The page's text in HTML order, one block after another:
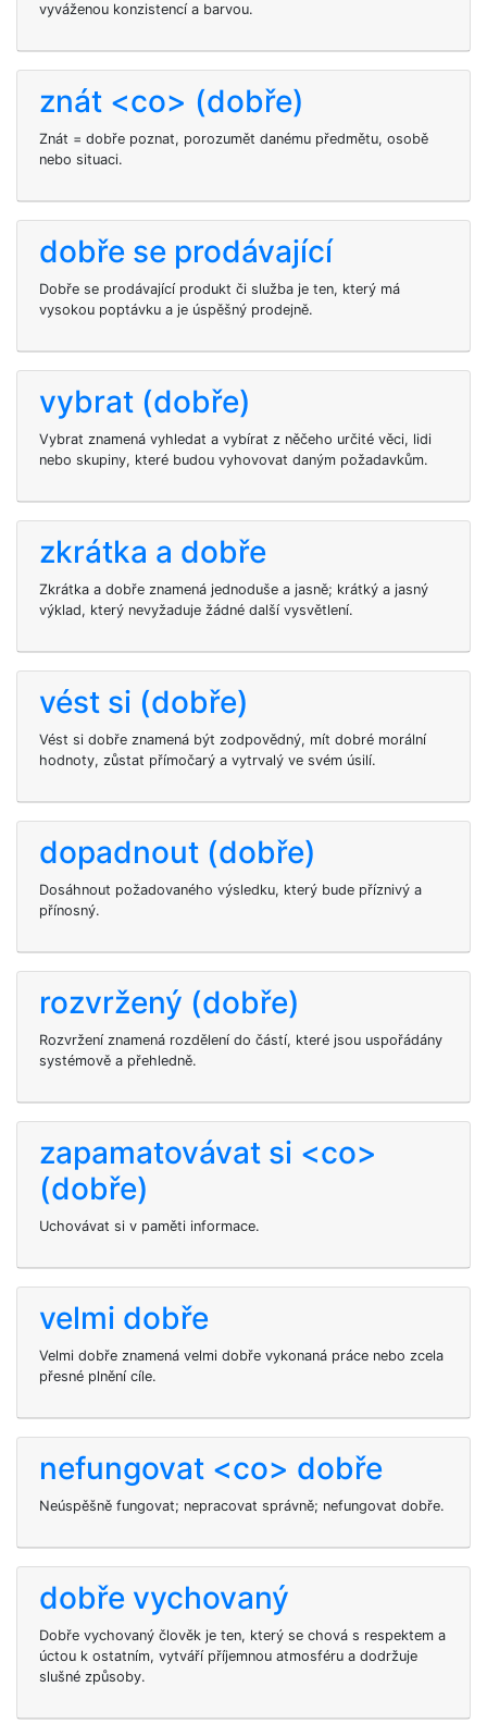
vyváženou konzistencí a barvou.
znát <co> (dobře)
Znát = dobře poznat, porozumět danému předmětu, osobě
nebo situaci.
dobře se prodávající
Dobře se prodávající produkt či služba je ten, který má
vysokou poptávku a je úspěšný prodejně.
vybrat (dobře)
Vybrat znamená vyhledat a vybírat z něčeho určité věci, lidi
nebo skupiny, které budou vyhovovat daným požadavkům.
zkrátka a dobře
Zkrátka a dobře znamená jednoduše a jasně; krátký a jasný
výklad, který nevyžaduje žádné další vysvětlení.
vést si (dobře)
Vést si dobře znamená být zodpovědný, mít dobré morální
hodnoty, zůstat přímočarý a vytrvalý ve svém úsilí.
dopadnout (dobře)
Dosáhnout požadovaného výsledku, který bude příznivý a
přínosný.
rozvržený (dobře)
Rozvržení znamená rozdělení do částí, které jsou uspořádány
systémově a přehledně.
zapamatovávat si <co>
(dobře)
Uchovávat si v paměti informace.
velmi dobře
Velmi dobře znamená velmi dobře vykonaná práce nebo zcela
přesné plnění cíle.
nefungovat <co> dobře
Neúspěšně fungovat; nepracovat správně; nefungovat dobře.
dobře vychovaný
Dobře vychovaný člověk je ten, který se chová s respektem a
úctou k ostatním, vytváří příjemnou atmosféru a dodržuje
slušné způsoby.